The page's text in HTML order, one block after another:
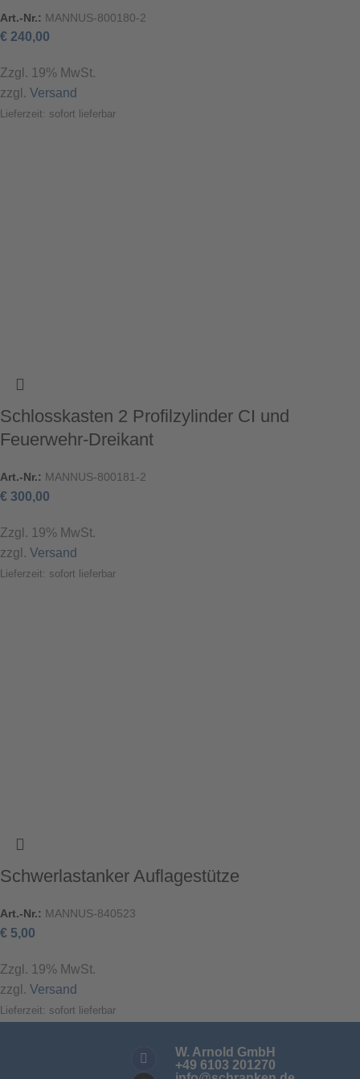
Art.-Nr.: MANNUS-800180-2
€ 240,00
Zzgl. 19% MwSt.
zzgl. Versand
Lieferzeit: sofort lieferbar
Schlosskasten 2 Profilzylinder CI und
Feuerwehr-Dreikant
Art.-Nr.: MANNUS-800181-2
€ 300,00
Zzgl. 19% MwSt.
zzgl. Versand
Lieferzeit: sofort lieferbar
Schwerlastanker Auflagestütze
Art.-Nr.: MANNUS-840523
€ 5,00
Zzgl. 19% MwSt.
zzgl. Versand
Lieferzeit: sofort lieferbar
W. Arnold GmbH
+49 6103 201270